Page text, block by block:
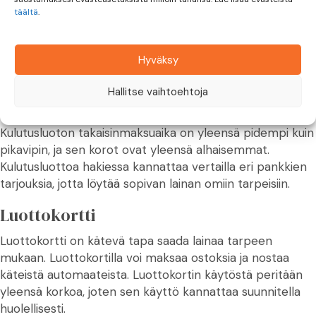
täältä.
Hyväksy
Hallitse vaihtoehtoja
lainan saa yleensä tilille muutamassa tunnissa. Pikavippiä
olla hyvin korkea.
Kulutusluotto
Kulutusluotto on laina, jota voi hakea suurempaan
hankintaan, kuten auton ostoon tai remonttiin.
Kulutusluoton takaisinmaksuaika on yleensä pidempi kuin
pikavipin, ja sen korot ovat yleensä alhaisemmat.
Kulutusluottoa hakiessa kannattaa vertailla eri pankkien
tarjouksia, jotta löytää sopivan lainan omiin tarpeisiin.
Luottokortti
Luottokortti on kätevä tapa saada lainaa tarpeen
mukaan. Luottokortilla voi maksaa ostoksia ja nostaa
käteistä automaateista. Luottokortin käytöstä peritään
yleensä korkoa, joten sen käyttö kannattaa suunnitella
huolellisesti.